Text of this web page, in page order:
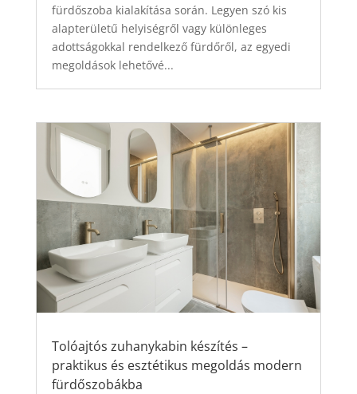
fürdőszoba kialakítása során. Legyen szó kis
alapterületű helyiségről vagy különleges
adottságokkal rendelkező fürdőről, az egyedi
megoldások lehetővé...
Tolóajtós zuhanykabin készítés –
praktikus és esztétikus megoldás modern
fürdőszobákba